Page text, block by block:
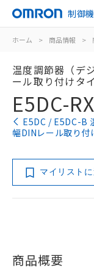
制御
ホーム > 商品情報 >
温度調節器（デ
ール取り付けタイ
E5DC-
E5DC / E5DC-B
幅DINレール取り付
マイリスト
商品概要